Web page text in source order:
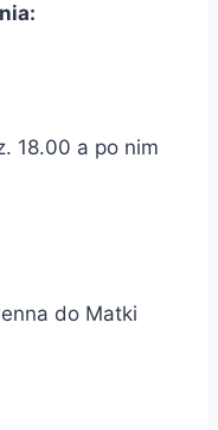
18.00 a po nim
do Matki